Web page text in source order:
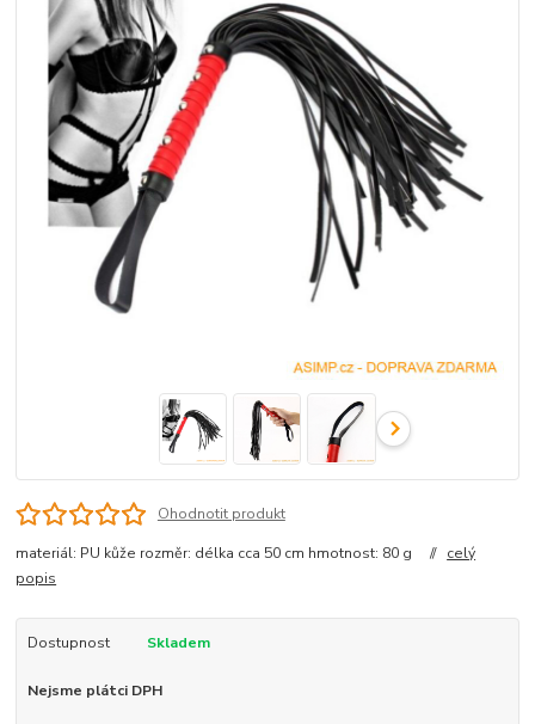
Ohodnotit produkt
materiál: PU kůže rozměr: délka cca 50 cm hmotnost: 80 g // celý
popis
Dostupnost Skladem
Nejsme plátci DPH